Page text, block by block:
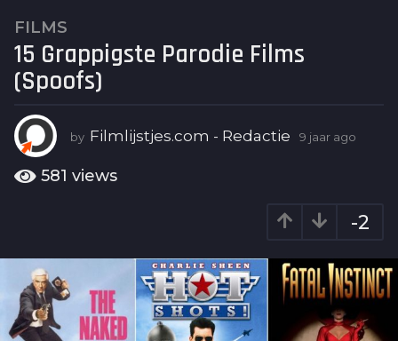
9
j
a
a
a
g
o
a
a
g
FILMS
15 Grappigste Parodie Films
(Spoofs)
by Filmlijstjes.com - Redactie 9 jaar ago
a
581 views
-2